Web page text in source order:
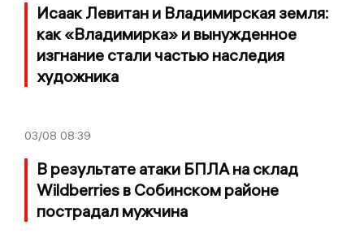
Исаак Левитан и Владимирская земля:
как «Владимирка» и вынужденное
изгнание стали частью наследия
художника
03/08 08:39
В результате атаки БПЛА на склад
Wildberries в Собинском районе
пострадал мужчина